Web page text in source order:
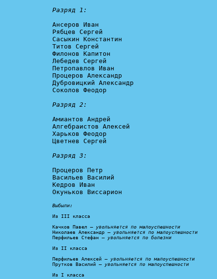
Разряд 1:
Ансеров Иван
Рябцев Сергей
Сасыкин Константин
Титов Сергей
Филонов Капитон
Лебедев Сергей
Петропавлов Иван
Процеров Александр
Дубровицкий Александр
Соколов Феодор
Разряд 2:
Амиантов Андрей
Алгебраистов Алексей
Харьков Феодор
Цветнев Сергей
Разряд 3:
Процеров Петр
Васильев Василий
Кедров Иван
Окуньков Виссарион
Выбыли:
Из III класса
Качков Павел – увольняется по малоуспешности
Николаев Александр – увольняется по малоуспешности
Перфильев Стефан – увольняется по болезни
Из II класса
Перфильев Алексей – увольняется по малоуспешности
Прутков Василий – увольняется по малоуспешности
Из I класса